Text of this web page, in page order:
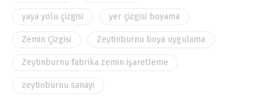
yaya yolu çizgisi yer çizgisi boyama
Zemin Çizgisi Zeytinburnu boya uygulama
Zeytinburnu fabrika zemin işaretleme
zeytinburnu sanayi